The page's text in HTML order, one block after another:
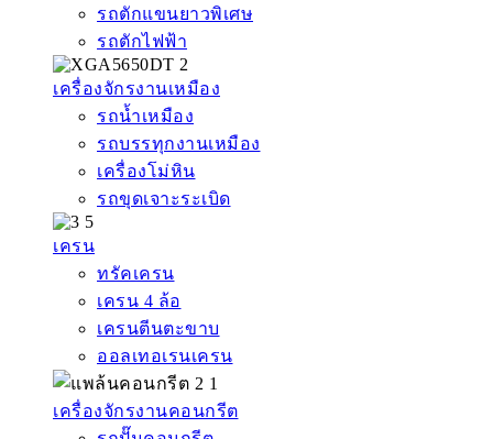
รถตักแขนยาวพิเศษ
รถตักไฟฟ้า
เครื่องจักรงานเหมือง
รถน้ำเหมือง
รถบรรทุกงานเหมือง
เครื่องโม่หิน
รถขุดเจาะระเบิด
เครน
ทรัคเครน
เครน 4 ล้อ
เครนตีนตะขาบ
ออลเทอเรนเครน
เครื่องจักรงานคอนกรีต